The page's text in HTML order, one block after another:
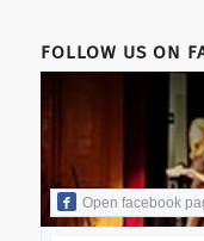
FOLLOW US ON
Open facebook